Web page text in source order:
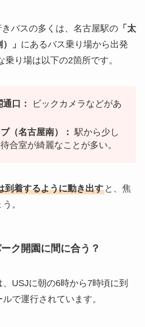
バスの多くは、名古屋駅の「太
」 にあるバス乗り場から出発
乗り場は以下の2箇所です。
口：
ビックカメラなどがあ
（名古屋南）：
駅から少し
合室が綺麗なことが多い。
到着するように動き出すと、焦
。
ク開園に間に合う？
USJに朝の6時から7時頃に到
で運行されています。